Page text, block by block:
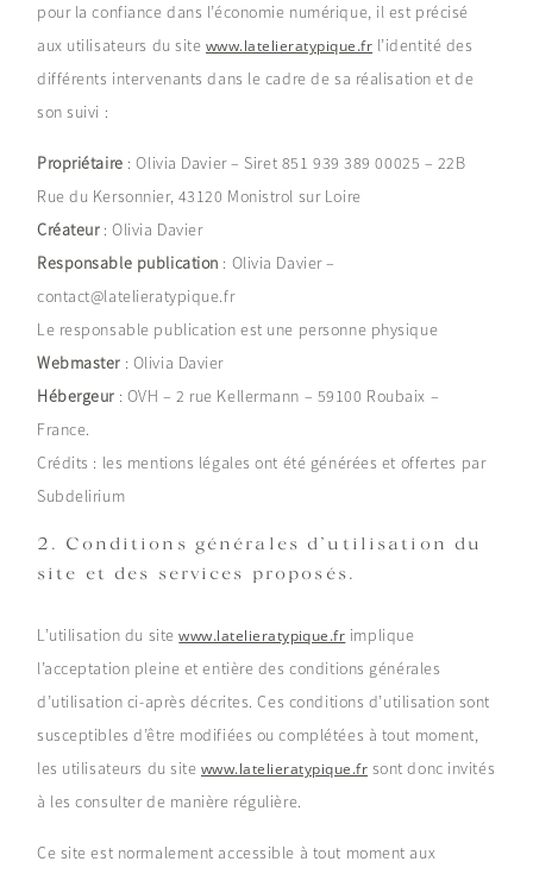
pour la confiance dans l’économie numérique, il est précisé
aux utilisateurs du site www.latelieratypique.fr l’identité des
différents intervenants dans le cadre de sa réalisation et de
son suivi :
Propriétaire : Olivia Davier – Siret 851 939 389 00025 – 22B
Rue du Kersonnier, 43120 Monistrol sur Loire
Créateur: Olivia Davier
Responsable publication : Olivia Davier –
contact@latelieratypique.fr
Le responsable publication est une personne physique
Webmaster : Olivia Davier
Hébergeur : OVH – 2 rue Kellermann – 59100 Roubaix –
France.
Crédits : les mentions légales ont été générées et offertes par
Subdelirium
2. Conditions générales d’utilisation du
site et des services proposés.
L’utilisation du sitewww.latelieratypique.fr implique
l’acceptation pleine et entière des conditions générales
d’utilisation ci-après décrites. Ces conditions d’utilisation sont
susceptibles d’être modifiées ou complétées à tout moment,
les utilisateurs du site www.latelieratypique.fr sont donc invités
à les consulter de manière régulière.
Ce site est normalement accessible à tout moment aux
BLOG
CONTACT